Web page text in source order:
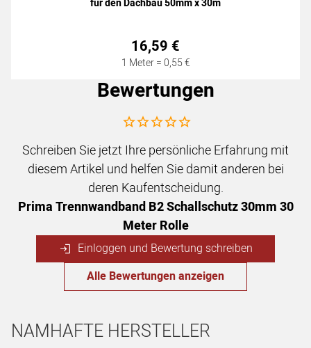
16,59 €
1 Meter =0,55€
Bewertungen
Noch keine Bewertungen abgegeben
Schreiben Sie jetzt Ihre persönliche Erfahrung mit
diesem Artikel und helfen Sie damit anderen bei
deren Kaufentscheidung.
Prima Trennwandband B2 Schallschutz 30mm 30
Meter Rolle
Einloggen und Bewertung schreiben
Alle Bewertungen anzeigen
NAMHAFTE HERSTELLER